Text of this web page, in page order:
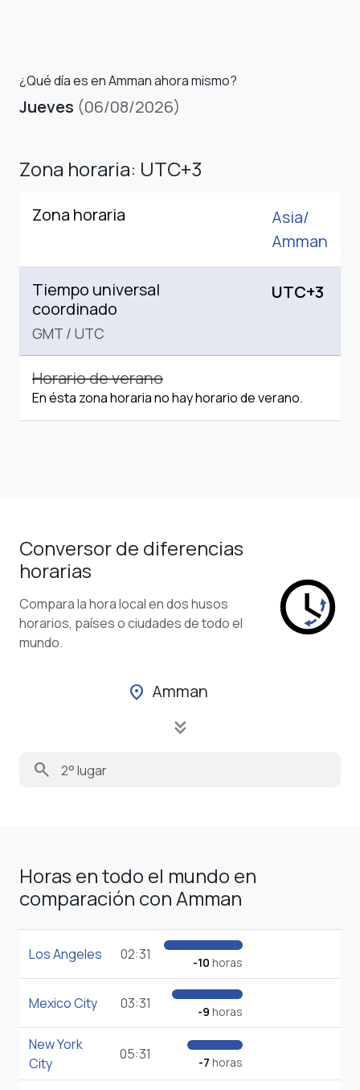
¿Qué día es en Amman ahora mismo?
Jueves (06/08/2026)
Zona horaria: UTC+3
Zona horaria
Asia/
Amman
Tiempo universal
coordinado
GMT / UTC
UTC+3
Horario de verano
En ésta zona horaria no hay horario de verano.
Conversor de diferencias
horarias
Compara la hora local en dos husos
horarios, países o ciudades de todo el
mundo.
location_on Amman
keyboard_double_arrow_down
search
Horas en todo el mundo en
comparación con Amman
Los Angeles 02:31 -10 horas
Mexico City 03:31 -9 horas
New York
City
05:31 -7 horas